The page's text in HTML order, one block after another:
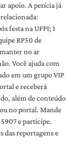
apoio. A perícia já
festa na UFPI; 1
RP50 de
no ar
Você ajuda com
em um grupo VIP
e receberá
além de conteúdo
no portal. Mande
e participe.
das reportagens e